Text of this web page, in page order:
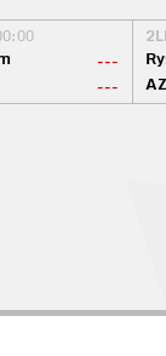
---
---